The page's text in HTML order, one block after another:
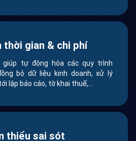
thời gian & chi phí
tự động hóa các quy trình
bộ dữ liệu kinh doanh, xử lý
lập báo cáo, tờ khai thuế,...
thiểu sai sót